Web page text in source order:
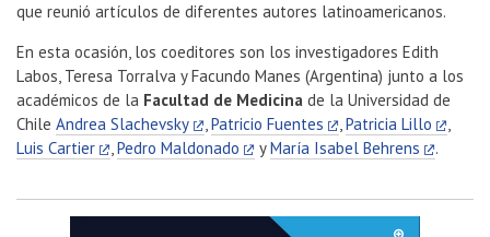
que reunió artículos de diferentes autores latinoamericanos.
En esta ocasión, los coeditores son los investigadores Edith
Labos, Teresa Torralva y Facundo Manes (Argentina) junto a los
académicos de la Facultad de Medicina de la Universidad de
Chile Andrea Slachevsky ,Patricio Fuentes ,Patricia Lillo
,
Luis Cartier
,Pedro Maldonado yMaría Isabel Behrens .